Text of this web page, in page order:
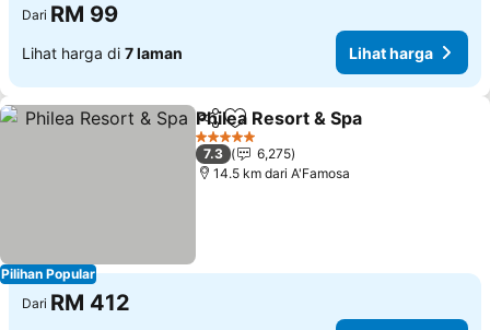
Dari RM 99
Lihat harga di 7 laman Lihat harga
Pilihan Popular
KongsiTambah ke favorit
Philea Resort & Spa
5 Bintang
7.3
6,275
14.5 km dari A'Famosa
Dari RM 412